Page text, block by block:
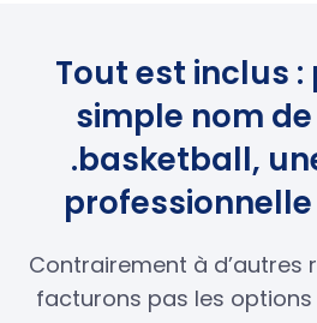
Tout est inclus :
simple nom
.basketball,
Contrairement à d’autres
facturons pas les options